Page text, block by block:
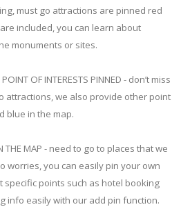
must go attractions are pinned red
included, you can learn about
monuments or sites.
OF INTERESTS PINNED - don’t miss
attractions, we also provide other point
blue in the map.
THE MAP - need to go to places that we
worries, you can easily pin your own
points such as hotel booking
info easily with our add pin function.